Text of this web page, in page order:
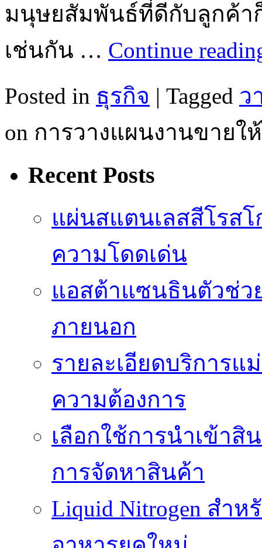
มนุษยสัมพันธ์ที่ดีกับลูกค้า
เช่นกัน … Continue
Posted in ธุรกิจ | Tagged ว
on การวางแผนงานขาย
Recent Posts
แผ่นสแตนเลสสีโรส
ความโดดเด่น
แอสต้าแซนธินตัวช่ว
ภายนอก
รายละเอียดบริการ
ความต้องการ
เลือกใช้การนำเข้า
การจัดหาสินค้า
Liquid Nitrogen สำ